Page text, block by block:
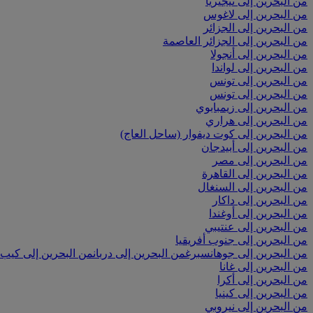
من البحرين إلى لاغوس
من البحرين إلى الجزائر
من البحرين إلى الجزائر العاصمة
من البحرين إلى أنجولا
من البحرين إلى لواندا
من البحرين إلى تونس
من البحرين إلى تونس
من البحرين إلى زيمبابوي
من البحرين إلى هراري
من البحرين إلى كوت ديفوار (ساحل العاج)
من البحرين إلى أبيدجان
من البحرين إلى مصر
من البحرين إلى القاهرة
من البحرين إلى السنغال
من البحرين إلى داكار
من البحرين إلى أوغندا
من البحرين إلى عنتيبي
من البحرين إلى جنوب أفريقيا
من البحرين إلى جوهانسبرغمن البحرين إلى دربانمن البحرين إلى
من البحرين إلى غانا
من البحرين إلى أكرا
من البحرين إلى كينيا
من البحرين إلى نيروبي